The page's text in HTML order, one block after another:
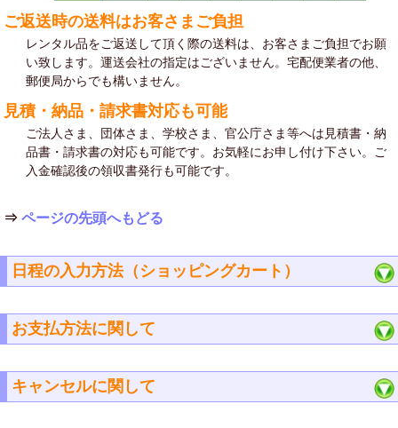
ご返送時の送料はお客さまご負担
レンタル品をご返送して頂く際の送料は、お客さまご負担でお願
い致します。運送会社の指定はございません。宅配便業者の他、
郵便局からでも構いません。
見積・納品・請求書対応も可能
ご法人さま、団体さま、学校さま、官公庁さま等へは見積書・納
品書・請求書の対応も可能です。お気軽にお申し付け下さい。ご
入金確認後の領収書発行も可能です。
⇒ページの先頭へもどる
日程の入力方法（ショッピングカート）
お支払方法に関して
キャンセルに関して